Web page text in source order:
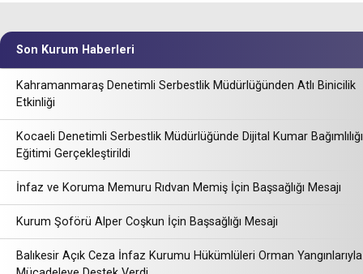
Son Kurum Haberleri
Kahramanmaraş Denetimli Serbestlik Müdürlüğünden Atlı Binicilik
Etkinliği
Kocaeli Denetimli Serbestlik Müdürlüğünde Dijital Kumar Bağımlılığı
Eğitimi Gerçekleştirildi
İnfaz ve Koruma Memuru Rıdvan Memiş İçin Başsağlığı Mesajı
Kurum Şoförü Alper Coşkun İçin Başsağlığı Mesajı
Balıkesir Açık Ceza İnfaz Kurumu Hükümlüleri Orman Yangınlarıyla